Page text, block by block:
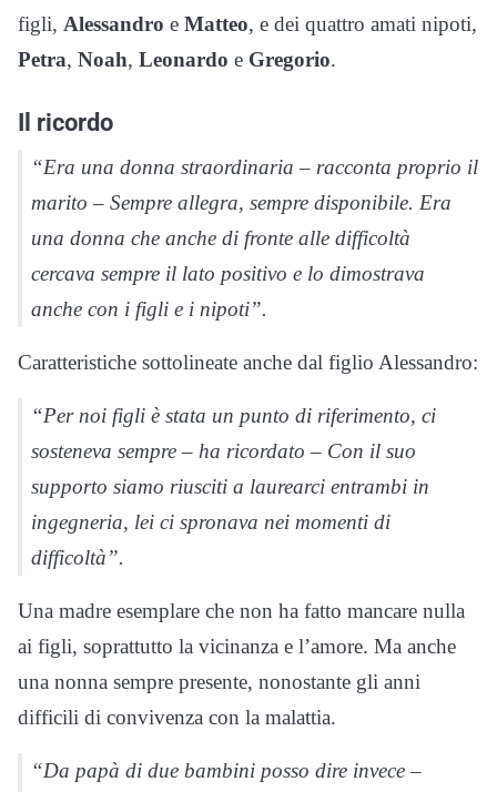
figli, Alessandro e Matteo, e dei quattro amati nipoti,
Petra, Noah, Leonardo e Gregorio.
Il ricordo
“Era una donna straordinaria – racconta proprio il
marito – Sempre allegra, sempre disponibile. Era
una donna che anche di fronte alle difficoltà
cercava sempre il lato positivo e lo dimostrava
anche con i figli e i nipoti”.
Caratteristiche sottolineate anche dal figlio Alessandro:
“Per noi figli è stata un punto di riferimento, ci
sosteneva sempre – ha ricordato – Con il suo
supporto siamo riusciti a laurearci entrambi in
ingegneria, lei ci spronava nei momenti di
difficoltà”.
Una madre esemplare che non ha fatto mancare nulla
ai figli, soprattutto la vicinanza e l’amore. Ma anche
una nonna sempre presente, nonostante gli anni
difficili di convivenza con la malattia.
“Da papà di due bambini posso dire invece –